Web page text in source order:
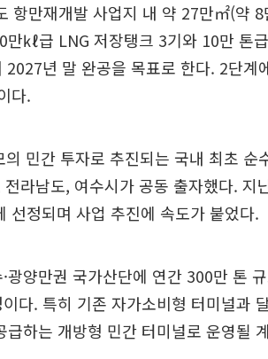
항만재개발 사업지 내 약 27만㎡(약
㎘급 LNG 저장탱크 3기와 10만 톤
년 말 완공을 목표로 한다. 2단계
다.
민간 투자로 추진되는 국내 최초 순
라남도, 여수시가 공동 출자했다. 지
선정되며 사업 추진에 속도가 붙었다.
양만권 국가산단에 연간 300만 톤
다. 특히 기존 자가소비형 터미널과
하는 개방형 민간 터미널로 운영될